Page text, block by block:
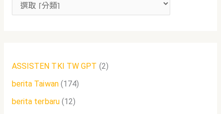
ASSISTEN TKI TW GPT (2)
berita Taiwan(174)
berita terbaru(12)